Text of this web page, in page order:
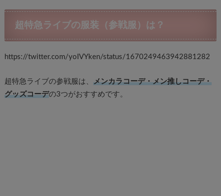
超特急ライブの服装（参戦服）は？
https://twitter.com/yoIVYken/status/1670249463942881282
超特急ライブの参戦服は、 メンカラコーデ・メン推しコーデ・
グッズコーデの3つがおすすめです。